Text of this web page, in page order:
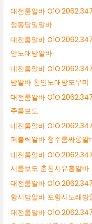
대전룸알바
정동당일알바
대전룸알바
안노래방알바
대전룸알바
밤알바 천안노래방도우미
대전룸알바
주룸보도
대전룸알바
퍼블릭알바 청주룸싸롱알
대전룸알바
시룸보도 춘천시유흥알바
대전룸알바
항시밤알바 포항시노래방
대전룸알바